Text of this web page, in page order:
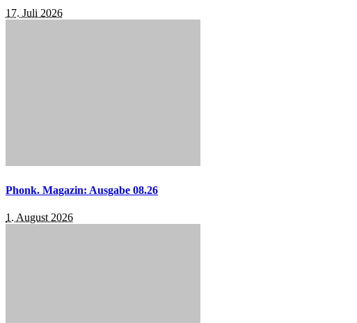
17. Juli 2026
Phonk. Magazin: Ausgabe 08.26
1. August 2026